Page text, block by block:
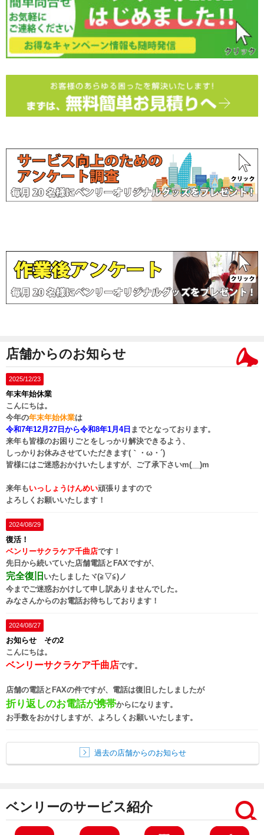
店舗からのお知らせ
2025/12/23
年末年始休業
こんにちは。
今年の年末年始休業は
令和7年12月27日 から令和8年1月4日 までとなっております。
来年も皆様のお困りごとをしっかり解決できるよう、
しっかりお休みさせていただきます(｀・ω・´)ゞ
皆様にはご迷惑おかけいたしますが、ご了承下さいm(__)m
来年もいっしょうけんめい頑張りますので
よろしくお願いいたします！
2024/08/29
復活！
ベンリーサクラケア千曲店です！
先日から続いていた店舗電話とFAXですが、
完全復旧 いたしましたヾ(≧▽≦)ノ
今までご迷惑おかけして申し訳ありませんでした。
みなさんからのお電話お待ちしております！
2024/08/27
お知らせ その2
こんにちは。
ベンリーサクラケア千曲店です。
店舗の電話とFAXの件ですが、電話は復旧したしましたが
折り返しのお電話が携帯からになります。
お手数をおかけしますが、よろしくお願いいたします。
過去の店舗からのお知らせ
ベンリーのサービス紹介